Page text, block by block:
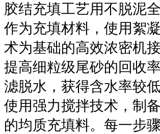
胶结充填工艺用不脱泥
作为充填材料，使用絮
术为基础的高效浓密机
提高细粒级尾砂的回收
滤脱水，获得含水率较低
使用强力搅拌技术，制
的均质充填料。每一步